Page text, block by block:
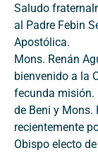
Saludo
al Padre Febin
Apostólica.
Mons. Renán
bienvenido a la
fecunda misión.
de Beni y Mons.
recientemente
Obispo electo